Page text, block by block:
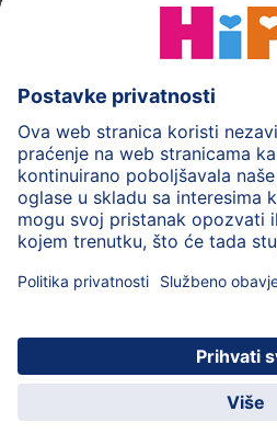
HiPP njega
Terapeutska
Zaštita podataka i
Uvjeti korištenja
O HiPP-u
© 2026
aplikacija